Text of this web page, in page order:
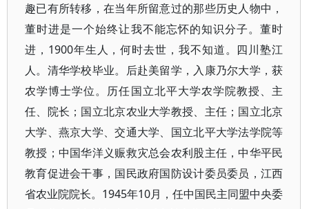
趣已有所转移，在当年所留意过的那些历史人物中，
董时进是一个始终让我不能忘怀的知识分子。董时
进，1900年生人，何时去世，我不知道。四川塾江
人。清华学校毕业。后赴美留学，入康乃尔大学，获
农学博士学位。历任国立北平大学农学院教授、主
任、院长；国立北京农业大学教授、主任；国立北京
大学、燕京大学、交通大学、国立北平大学法学院等
教授；中国华洋义赈救灾总会农利股主任，中华平民
教育促进会干事，国民政府国防设计委员委员，江西
省农业院院长。1945年10月，任中国民主同盟中央委